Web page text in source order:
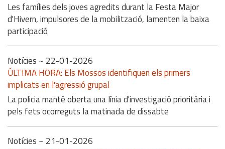
Les famílies dels joves agredits durant la Festa Major
d'Hivern, impulsores de la mobilització, lamenten la baixa
participació
Notícies ~ 22-01-2026
ÚLTIMA HORA: Els Mossos identifiquen els primers
implicats en l'agressió grupal
La policia manté oberta una línia d'investigació prioritària i
pels fets ocorreguts la matinada de dissabte
Notícies ~ 21-01-2026